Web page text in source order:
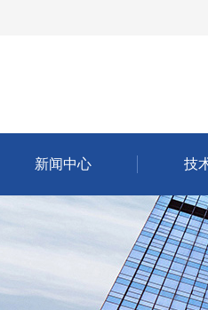
新闻中心 技